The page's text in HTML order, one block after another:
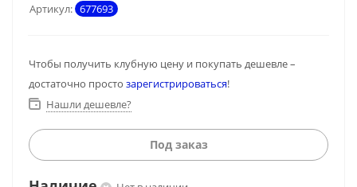
Артикул: 677693
Чтобы получить клубную цену и покупать дешевле –
достаточно просто зарегистрироваться!
Нашли дешевле?
Под заказ